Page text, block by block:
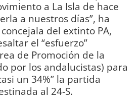
a La Isla de hace
a nuestros días”, ha
del extinto PA,
el “esfuerzo”
de Promoción de la
por los andalucistas) para
un 34%” la partida
al 24-S.